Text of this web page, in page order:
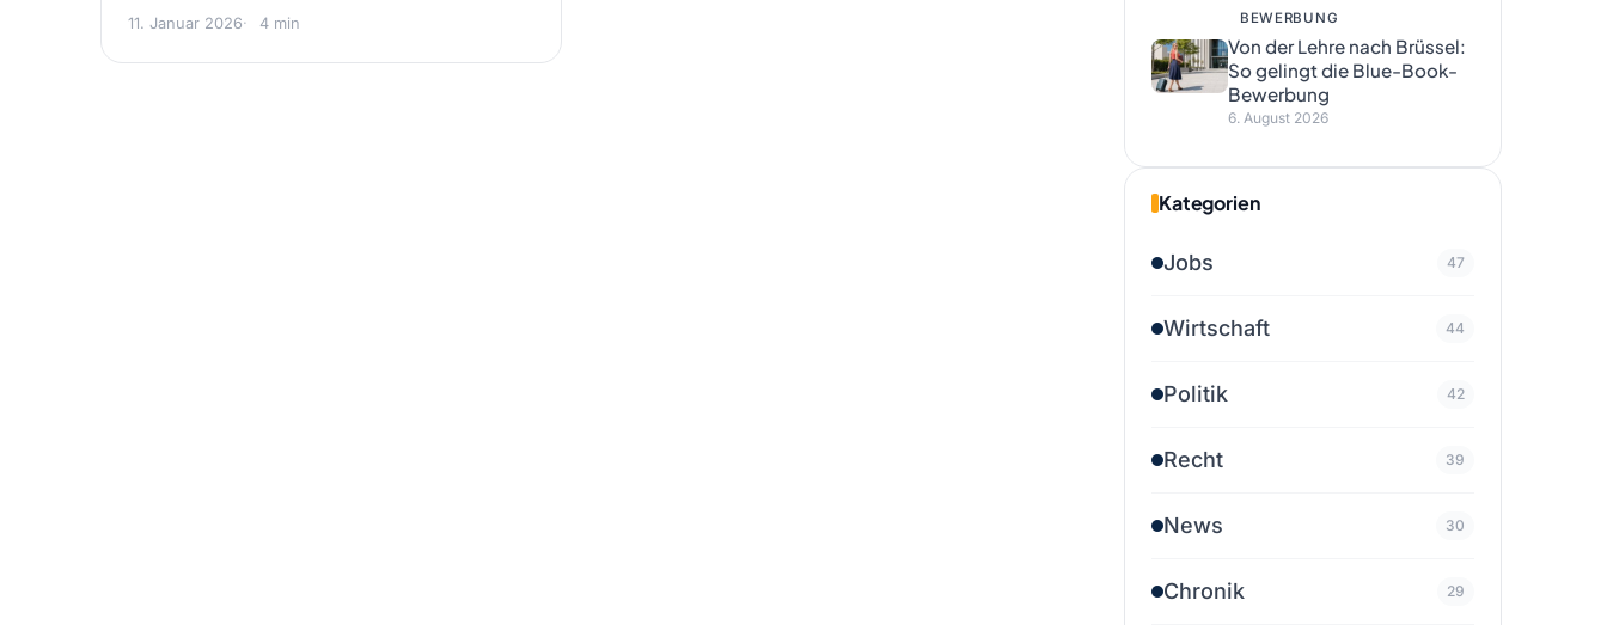
11. Januar 2026 4 min BEWERBUNG
Von der Lehre nach Brüssel:
So gelingt die Blue-Book-
Bewerbung
6. August 2026
Kategorien
Jobs 47
Wirtschaft 44
Politik 42
Recht 39
News 30
Chronik 29